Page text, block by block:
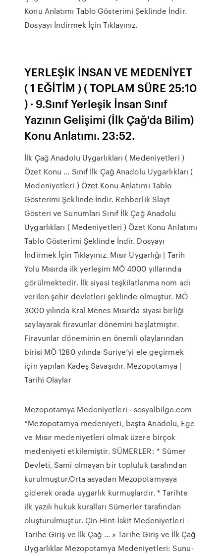
Konu Anlatımı Tablo Gösterimi Şeklinde İndir.
Dosyayı İndirmek İçin Tıklayınız.
YERLEŞİK İNSAN VE MEDENİYET
( 1 EĞİTİM ) ( TOPLAM SÜRE 25:10
) · 9.Sınıf Yerleşik İnsan Sınıf
Yazının Gelişimi (İlk Çağ'da Bilim)
Konu Anlatımı. 23:52.
İlk Çağ Anadolu Uygarlıkları ( Medeniyetleri )
Özet Konu ... Sınıf İlk Çağ Anadolu Uygarlıkları (
Medeniyetleri ) Özet Konu Anlatımı Tablo
Gösterimi Şeklinde İndir. Rehberlik Slayt
Gösteri ve Sunumları Sınıf İlk Çağ Anadolu
Uygarlıkları ( Medeniyetleri ) Özet Konu Anlatımı
Tablo Gösterimi Şeklinde İndir. Dosyayı
İndirmek İçin Tıklayınız. Mısır Uygarlığı | Tarih
Yolu Mısırda ilk yerleşim MÖ 4000 yıllarında
görülmektedir. İlk siyasi teşkilatlanma nom adı
verilen şehir devletleri şeklinde olmuştur. MÖ
3000 yılında Kral Menes Mısır’da siyasi birliği
saylayarak firavunlar dönemini başlatmıştır.
Firavunlar döneminin en önemli olaylarından
birisi MÖ 1280 yılında Suriye’yi ele geçirmek
için yapılan Kadeş Savaşıdır. Mezopotamya |
Tarihi Olaylar
Mezopotamya Medeniyetleri - sosyalbilge.com
*Mezopotamya medeniyeti, başta Anadolu, Ege
ve Mısır medeniyetleri olmak üzere birçok
medeniyeti etkilemiştir. SÜMERLER: * Sümer
Devleti, Sami olmayan bir topluluk tarafından
kurulmuştur.Orta asyadan Mezopotamyaya
giderek orada uygarlık kurmuşlardır. * Tarihte
ilk yazılı hukuk kuralları Sümerler tarafından
oluşturulmuştur. Çin-Hint-İskit Medeniyetleri -
Tarihe Giriş ve İlk Çağ ... » Tarihe Giriş ve İlk Çağ
Uygarlıklar Mezopotamya Medeniyetleri: Sunu-